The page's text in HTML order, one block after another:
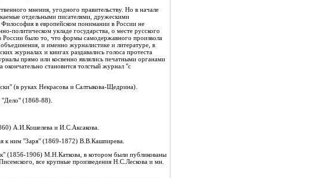
мнения, угодного правительству. Но в начале
отдельными писателями, дружескими
в европейском понимании в России не
политическом укладе государства, о месте русского
было то, что формы самодержавного произвола
и именно журналистике и литературе, в
журналах и книгах раздавались голоса протеста
прямо или косвенно являлись печатными органами
становится толстый журнал "с
руках Некрасова и Салтыкова-Щедрина).
(1868-88).
А.И.Кошелева и И.С.Аксакова.
"Заря" (1869-1872) В.В.Кашпирева.
1906) М.Н.Каткова, в котором были публикованы
все крупные произведения Н.С.Лескова и мн.